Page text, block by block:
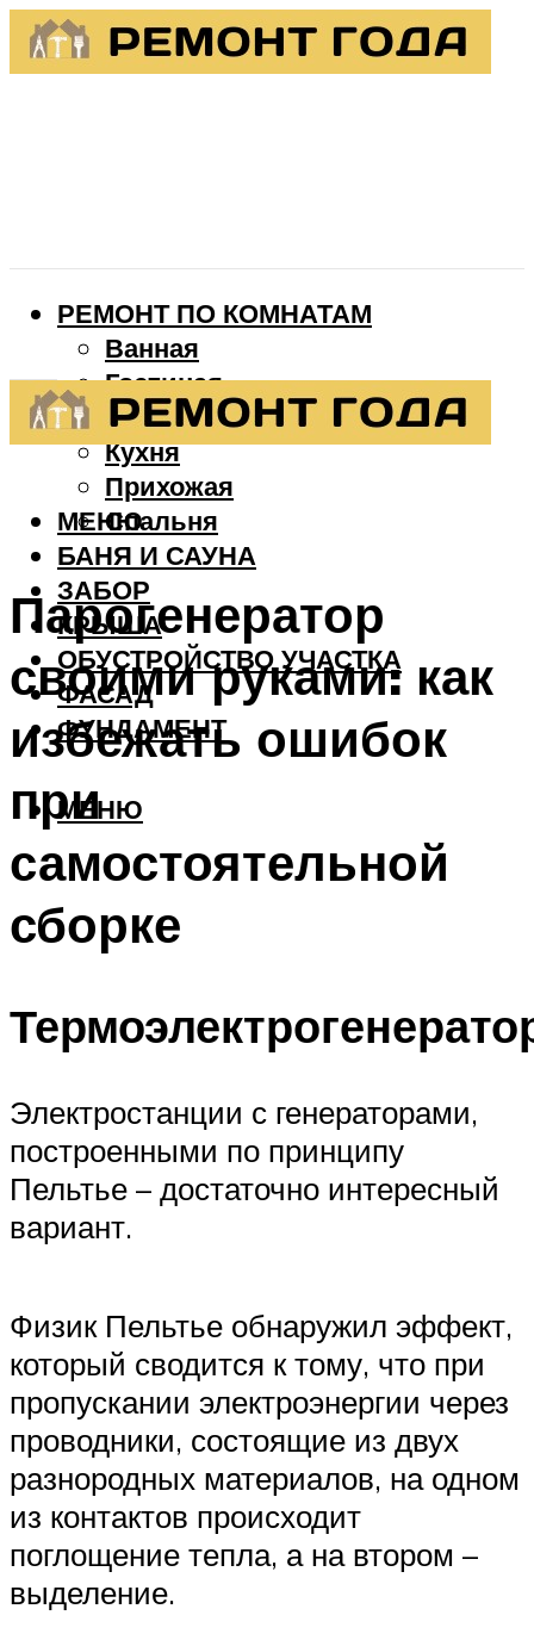
РЕМОНТ ПО КОМНАТАМ
Ванная
Гостиная
Детская
Кухня
Прихожая
Спальня
БАНЯ И САУНА
ЗАБОР
КРЫША
ОБУСТРОЙСТВО УЧАСТКА
ФАСАД
ФУНДАМЕНТ
МЕНЮ
МЕНЮ
Парогенератор
своими руками: как
избежать ошибок
при
самостоятельной
сборке
Электростанции с генераторами,
построенными по принципу
Пельтье – достаточно интересный
вариант.
Физик Пельтье обнаружил эффект,
который сводится к тому, что при
пропускании электроэнергии через
проводники, состоящие из двух
разнородных материалов, на одном
из контактов происходит
поглощение тепла, а на втором –
выделение.